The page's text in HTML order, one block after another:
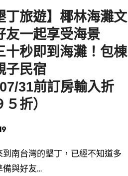
丁旅遊】椰林海灘文
友一起享受海景
秒即到海灘！包棟
子民宿
07/31前訂房輸入折
折）
備與好友…